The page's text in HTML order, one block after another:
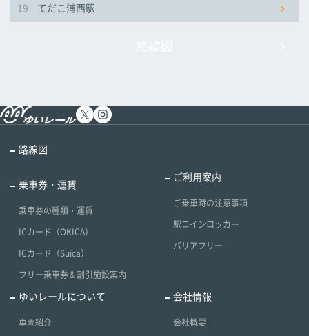
19 てだこ浦西駅
路線図
乗車券・運賃
乗車券の種類・運賃
ICカード（OKICA）
ICカード（Suica）
フリー乗車券＆割引施設案内
ご利用案内
ご乗車時の注意事項
駅コインロッカー
バリアフリー
ゆいレールについて
車両紹介
会社情報
会社概要